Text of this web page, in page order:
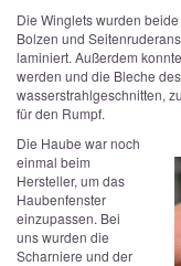
Die Winglets wurden
Bolzen und
laminiert. Außerdem
werden und die Bleche
wasserstrahlgeschnitten,
für den Rumpf.
Die Haube war noch
einmal beim
Hersteller, um das
Haubenfenster
einzupassen. Bei
uns wurden die
Scharniere und der